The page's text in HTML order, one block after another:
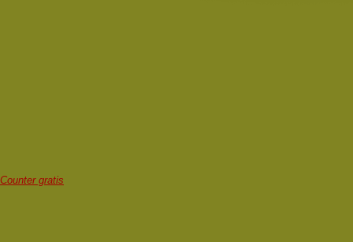
Counter gratis